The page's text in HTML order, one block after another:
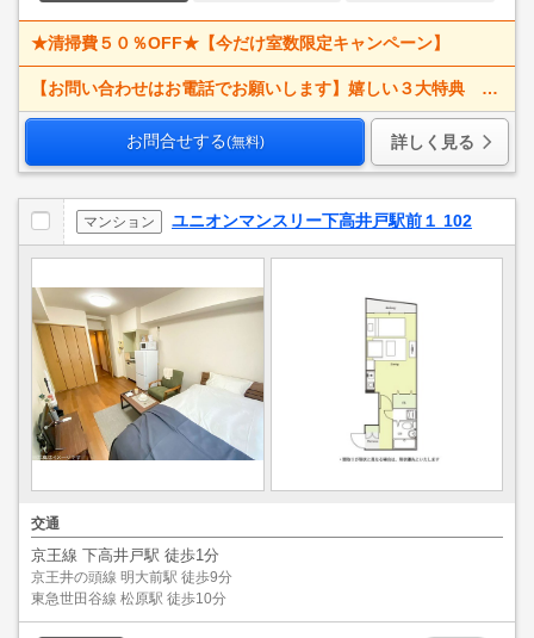
★清掃費５０％OFF★【今だけ室数限定キャンペーン】
【お問い合わせはお電話でお願いします】嬉しい３大特典 賃料大幅値下げ！ 寝具一式＆ベッドメイキング無料＋α
お問合せする(無料) 詳しく見る
マンション ユニオンマンスリー下高井戸駅前１ 102
交通
京王線 下高井戸駅 徒歩1分
京王井の頭線 明大前駅 徒歩9分
東急世田谷線 松原駅 徒歩10分